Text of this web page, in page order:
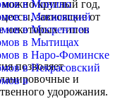
в Монино
в Московский
в Мосрентген
в Мытищах
в Наро-Фоминске
в Некрасовский
в
круглый год,
зависящие от
некоторых типов
позволяет
и
удорожания.